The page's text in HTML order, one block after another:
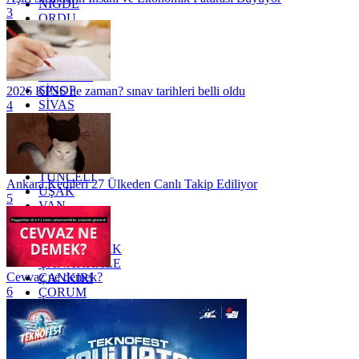
NİĞDE
ORDU
OSMANİYE
RİZE
SAKARYA
SAMSUN
SİNOP
SİVAS
SİİRT
TEKİRDAĞ
TOKAT
TRABZON
TUNCELİ
UŞAK
VAN
YALOVA
YOZGAT
ZONGULDAK
ÇANAKKALE
ÇANKIRI
ÇORUM
İSTANBUL
İZMİR
ŞANLIURFA
ŞIRNAK
3
2026 KPSS ne zaman? sınav tarihleri belli oldu
4
Ankara Kedileri 27 Ülkeden Canlı Takip Ediliyor
5
Cevvaz ne demek?
6